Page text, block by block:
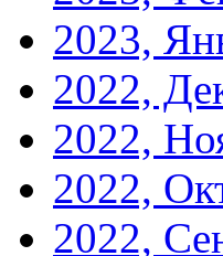
2023,
2022,
2022,
2022,
2022,